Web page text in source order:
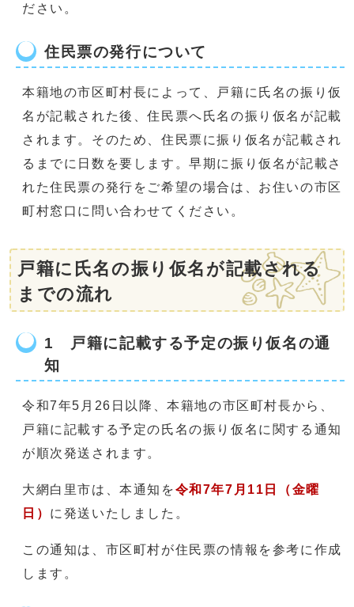
ださい。
住民票の発行について
本籍地の市区町村長によって、戸籍に氏名の振り仮
名が記載された後、住民票へ氏名の振り仮名が記載
されます。そのため、住民票に振り仮名が記載され
るまでに日数を要します。早期に振り仮名が記載さ
れた住民票の発行をご希望の場合は、お住いの市区
町村窓口に問い合わせてください。
戸籍に氏名の振り仮名が記載される
までの流れ
1 戸籍に記載する予定の振り仮名の通
知
令和7年5月26日以降、本籍地の市区町村長から、
戸籍に記載する予定の氏名の振り仮名に関する通知
が順次発送されます。
大網白里市は、本通知を令和7年7月11日（金曜
日） に発送いたしました。
この通知は、市区町村が住民票の情報を参考に作成
します。